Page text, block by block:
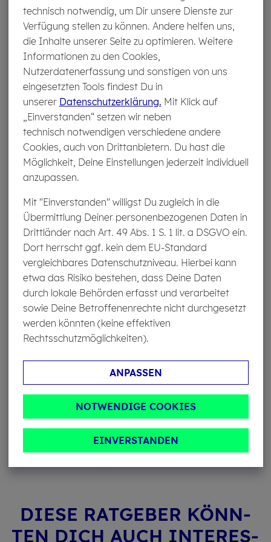
technisch notwendig, um Dir unsere Dienste zur
Verfügung stellen zu können. Andere helfen uns,
die Inhalte unserer Seite zu optimieren. Weitere
Informationen zu den Cookies,
Nutzerdatenerfassung und sonstigen von uns
eingesetzten Tools findest Du in
unserer Datenschutzerklärung. Mit Klick auf
„Einverstanden“ setzen wir neben
technisch notwendigen verschiedene andere
Cookies, auch von Drittanbietern. Du hast die
Möglichkeit, Deine Einstellungen jederzeit individuell
anzupassen.
Mit "Einverstanden" willigst Du zugleich in die
Übermittlung Deiner personenbezogenen Daten in
Drittländer nach Art. 49 Abs. 1 S. 1 lit. a DSGVO ein.
Dort herrscht ggf. kein dem EU-Standard
vergleichbares Datenschutzniveau. Hierbei kann
etwa das Risiko bestehen, dass Deine Daten
durch lokale Behörden erfasst und verarbeitet
sowie Deine Betroffenenrechte nicht durchgesetzt
werden könnten (keine effektiven
Rechtsschutzmöglichkeiten).
ANPASSEN
NOTWENDIGE COOKIES
EINVERSTANDEN
Muss sich der Ver­sicherer an die Ent­scheidung
des Ombuds­manns hal­ten?
Ja. Wird im Verfahren festgestellt, dass Dein Anspruch
begründet ist, muss der Versicherer sich bei
Beschwerden bis zu 10.000 Euro an die Entscheidung
des Ombudsmanns halten, darüber nicht.
Erfahrungsgemäß folgen die Versicherer aber auch
dann oftmals dem Vorschlag des Ombudsmanns.
Bist Du mit der Entscheidung des Ombudsmanns nicht
keiner Lösung, dann steht Dir weiterhin der Rechtsweg
offen. In diesem Fall schützt Dich die
Rechtsschutzversicherung vor hohen Kosten.
Kann ich bei jedem Ver­si­che­rer den Om­buds­
mann ein­schal­ten?
Ein Schlichtungsverfahren kann nur erfolgen, wenn das
Versicherungsunternehmen
Versicherungsombudsmann ist. Fast alle Versicherer in
Deutschland nehmen aber daran teil.
Ar­ti­kel tei­len
DIESE RAT­GE­BER KÖNN­
TEN DICH AUCH IN­TER­ES­